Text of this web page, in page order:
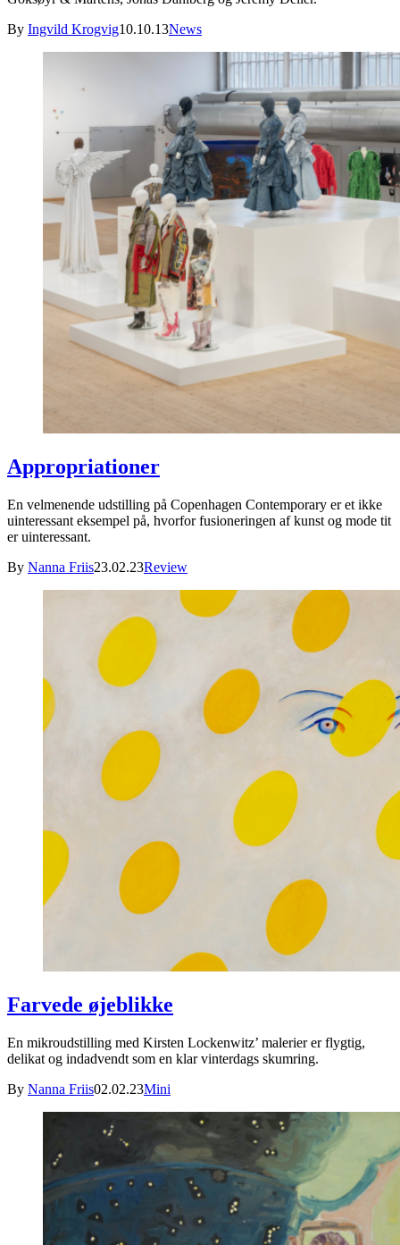
By Ingvild Krogvig10.10.13News
Appropriationer
En velmenende udstilling på Copenhagen Contemporary er et ikke
uinteressant eksempel på, hvorfor fusioneringen af kunst og mode tit
er uinteressant.
By Nanna Friis23.02.23Review
Farvede øjeblikke
En mikroudstilling med Kirsten Lockenwitz’ malerier er flygtig,
delikat og indadvendt som en klar vinterdags skumring.
By Nanna Friis02.02.23Mini